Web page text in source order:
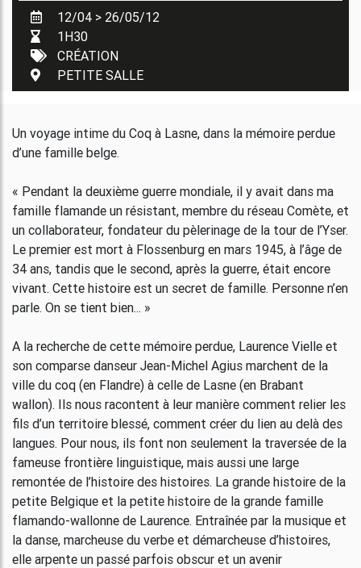
12/04 > 26/05/12
1H30
CRÉATION
PETITE SALLE
Un voyage intime du Coq à Lasne, dans la mémoire perdue
d’une famille belge.
« Pendant la deuxième guerre mondiale, il y avait dans ma
famille flamande un résistant, membre du réseau Comète, et
un collaborateur, fondateur du pèlerinage de la tour de l’Yser.
Le premier est mort à Flossenburg en mars 1945, à l’âge de
34 ans, tandis que le second, après la guerre, était encore
vivant. Cette histoire est un secret de famille. Personne n’en
parle. On se tient bien... »
A la recherche de cette mémoire perdue, Laurence Vielle et
son comparse danseur Jean-Michel Agius marchent de la
ville du coq (en Flandre) à celle de Lasne (en Brabant
wallon). Ils nous racontent à leur manière comment relier les
fils d’un territoire blessé, comment créer du lien au delà des
langues. Pour nous, ils font non seulement la traversée de la
fameuse frontière linguistique, mais aussi une large
remontée de l’histoire des histoires. La grande histoire de la
petite Belgique et la petite histoire de la grande famille
flamando-wallonne de Laurence. Entraînée par la musique et
la danse, marcheuse du verbe et démarcheuse d’histoires,
elle arpente un passé parfois obscur et un avenir